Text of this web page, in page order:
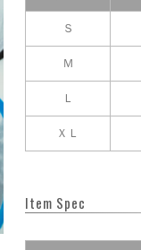
Ｓ
Ｍ
Ｌ
ＸＬ
Item Spec